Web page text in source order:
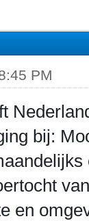
PM
bij:
en